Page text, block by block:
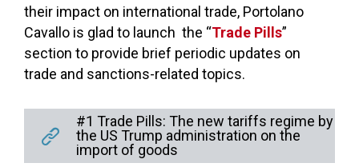
their impact on international trade, Portolano
Cavallo is glad to launch the “Trade Pills”
section to provide brief periodic updates on
trade and sanctions-related topics.
#1 Trade Pills: The new tariffs regime by
the US Trump administration on the
import of goods